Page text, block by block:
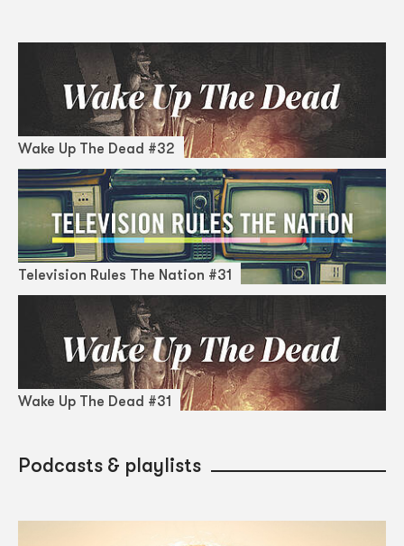
Wake Up The Dead #32
Television Rules The Nation #31
Wake Up The Dead #31
Podcasts & playlists